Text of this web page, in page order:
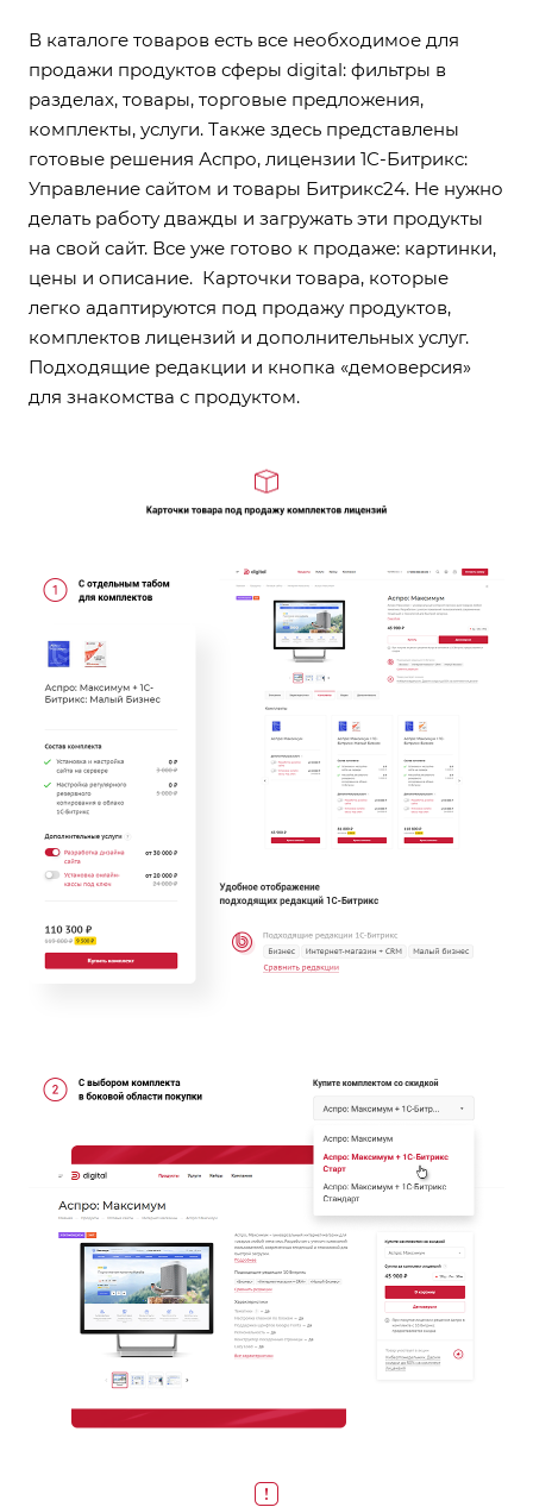
В каталоге товаров есть все необходимое для
продажи продуктов сферы digital: фильтры в
разделах, товары, торговые предложения,
комплекты, услуги. Также здесь представлены
готовые решения Аспро, лицензии 1С-Битрикc:
Управление сайтом и товары Битрикс24. Не нужно
делать работу дважды и загружать эти продукты
на свой сайт. Все уже готово к продаже: картинки,
цены и описание. Карточки товара, которые
легко адаптируются под продажу продуктов,
комплектов лицензий и дополнительных услуг.
Подходящие редакции и кнопка «демоверсия»
для знакомства с продуктом.